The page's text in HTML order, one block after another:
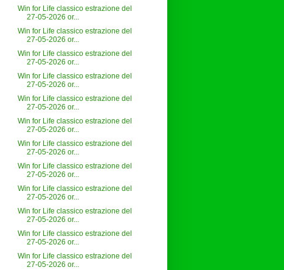
Win for Life classico estrazione del
27-05-2026 or...
Win for Life classico estrazione del
27-05-2026 or...
Win for Life classico estrazione del
27-05-2026 or...
Win for Life classico estrazione del
27-05-2026 or...
Win for Life classico estrazione del
27-05-2026 or...
Win for Life classico estrazione del
27-05-2026 or...
Win for Life classico estrazione del
27-05-2026 or...
Win for Life classico estrazione del
27-05-2026 or...
Win for Life classico estrazione del
27-05-2026 or...
Win for Life classico estrazione del
27-05-2026 or...
Win for Life classico estrazione del
27-05-2026 or...
Win for Life classico estrazione del
27-05-2026 or...